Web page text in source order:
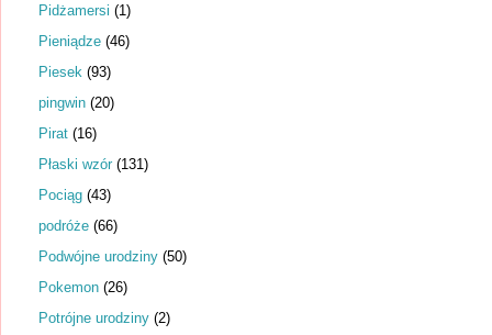
Pidżamersi (1)
Pieniądze (46)
Piesek (93)
pingwin (20)
Pirat (16)
Płaski wzór (131)
Pociąg (43)
podróże (66)
Podwójne urodziny (50)
Pokemon (26)
Potrójne urodziny (2)